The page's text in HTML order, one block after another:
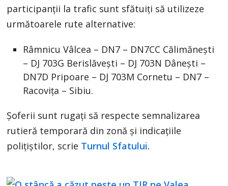
participanții la trafic sunt sfătuiți să utilizeze
următoarele rute alternative:
Râmnicu Vâlcea – DN7 – DN7CC Călimănești
– DJ 703G Berislăvești – DJ 703N Dânești –
DN7D Pripoare – DJ 703M Cornetu – DN7 –
Racovița – Sibiu.
Șoferii sunt rugați să respecte semnalizarea
rutieră temporară din zonă și indicațiile
polițiștilor, scrie Turnul Sfatului.